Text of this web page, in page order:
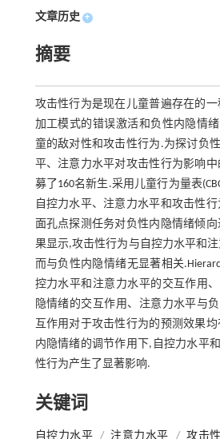
文章历史 +
摘要
攻击性行为是现在儿童普遍存在的
加工模式的错误激活和负性内隐情
童的敌对性和攻击性行为.为探讨负
平、注意力水平对攻击性行为影响
募了160名新生.采用儿童行为量表
自控力水平、注意力水平和攻击性
面孔点探测任务对负性内隐情绪倾
果显示,攻击性行为与自控力水平和
而与负性内隐情绪无显著相关
控力水平和注意力水平的交互作用
隐情绪的交互作用、注意力水平与
互作用对于攻击性行为的预测效果
内隐情绪的调节作用下,自控力水平
性行为产生了显著影响.
关键词
自控力水平 / 注意力水平 / 攻击